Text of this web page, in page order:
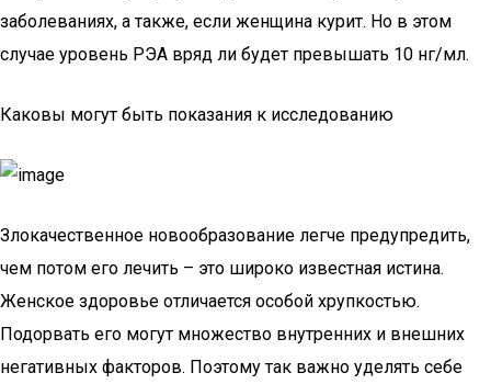
заболеваниях, а также, если женщина курит. Но в этом
случае уровень РЭА вряд ли будет превышать 10 нг/мл.
Каковы могут быть показания к исследованию
Злокачественное новообразование легче предупредить,
чем потом его лечить – это широко известная истина.
Женское здоровье отличается особой хрупкостью.
Подорвать его могут множество внутренних и внешних
негативных факторов. Поэтому так важно уделять себе